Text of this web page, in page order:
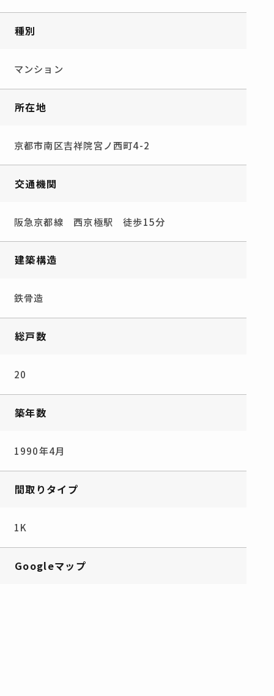
種別
マンション
所在地
京都市南区吉祥院宮ノ西町4-2
交通機関
阪急京都線 西京極駅 徒歩15分
建築構造
鉄骨造
総戸数
20
築年数
1990年4月
間取りタイプ
1K
Googleマップ